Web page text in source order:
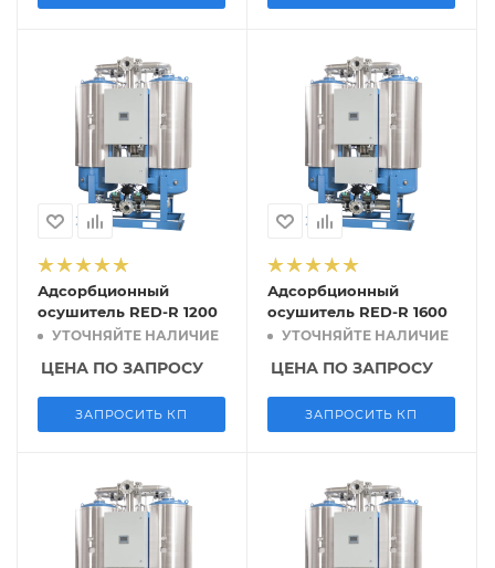
Адсорбционный
осушитель RED-R 1200
УТОЧНЯЙТЕ НАЛИЧИЕ
ЦЕНА ПО ЗАПРОСУ
ЗАПРОСИТЬ КП
Адсорбционный
осушитель RED-R 1600
УТОЧНЯЙТЕ НАЛИЧИЕ
ЦЕНА ПО ЗАПРОСУ
ЗАПРОСИТЬ КП